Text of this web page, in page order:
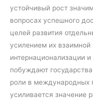
устойчивый рост
вопросах успешного
целей развития
усилением их
интернационализации
побуждают
роли в международных
усиливается значение